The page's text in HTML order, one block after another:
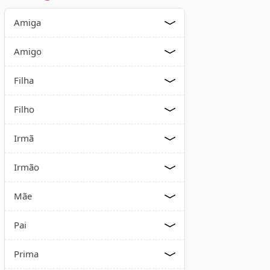
Amiga
Amigo
Filha
Filho
Irmã
Irmão
Mãe
Pai
Prima